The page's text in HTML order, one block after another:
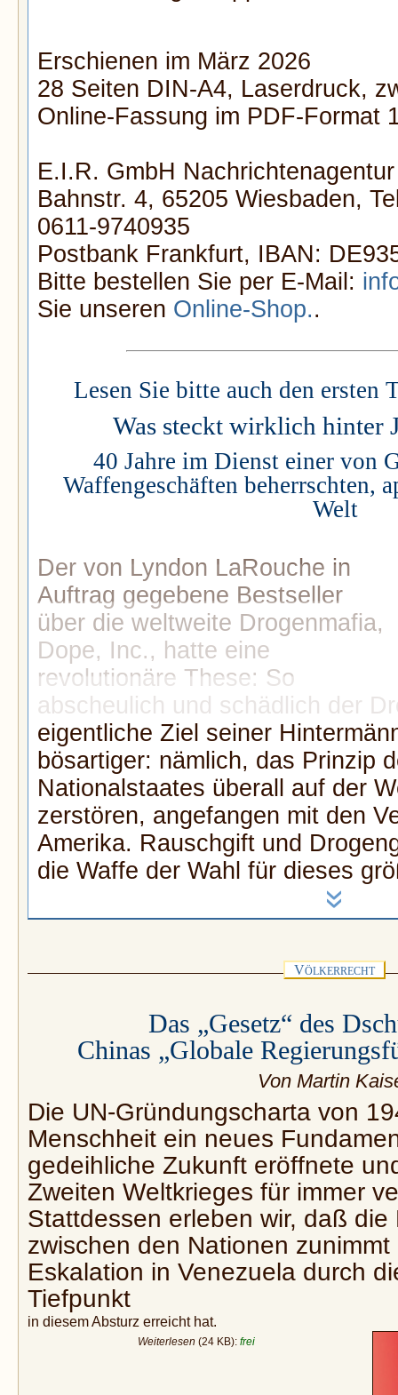
Erschienen im März 2026
28 Seiten DIN-A4, Laserdruck,
Online-Fassung im PDF-Format
E.I.R. GmbH
Bahnstr. 4, 65205 Wiesbaden,
0611-9740935
Postbank Frankfurt, IBAN:
Bitte bestellen Sie per E-Mail:
Sie unseren Online-Shop..
Lesen Sie bitte auch den ersten
Was steckt wirklich hinter
40 Jahre im Dienst einer von
Waffengeschäften beherrschten,
Welt
Der von Lyndon LaRouche in
Auftrag gegebene Bestseller
über die weltweite Drogenmafia,
Dope, Inc., hatte eine
revolutionäre These: So
abscheulich und schädlich der
eigentliche Ziel seiner
bösartiger: nämlich, das Prinzip
Nationalstaates überall auf der
zerstören, angefangen mit den
Amerika. Rauschgift und
die Waffe der Wahl für dieses
»
VÖLKERRECHT
Das „Gesetz“ des
Chinas „Globale
Von Martin
Die UN-Gründungscharta von
Menschheit ein neues
gedeihliche Zukunft eröffnete
Zweiten Weltkrieges für immer
Stattdessen erleben wir, daß die
zwischen den Nationen
Eskalation in Venezuela durch
Tiefpunkt
in diesem Absturz erreicht hat.
Weiterlesen (24 KB): frei